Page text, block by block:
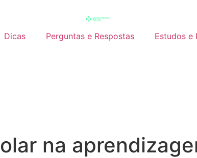
Dicas Perguntas e Respostas Estudos e
na